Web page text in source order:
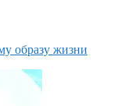
образу жизни